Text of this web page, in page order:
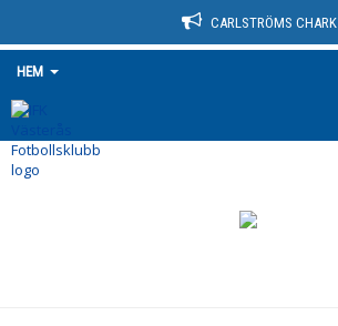
CARLSTRÖMS CHARK
HEM
HEM